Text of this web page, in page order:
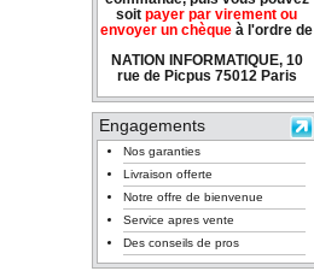
soit payer par virement ou
envoyer un chèque à l'ordre de
NATION INFORMATIQUE, 10
rue de Picpus 75012 Paris
Engagements
Nos garanties
Livraison offerte
Notre offre de bienvenue
Service apres vente
Des conseils de pros